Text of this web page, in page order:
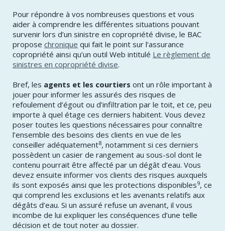
Pour répondre à vos nombreuses questions et vous
aider à comprendre les différentes situations pouvant
survenir lors d’un sinistre en copropriété divise, le BAC
propose chronique qui fait le point sur l’assurance
copropriété ainsi qu’un outil Web intitulé Le règlement de
sinistres en copropriété divise.
Bref, les agents et les courtiers ont un rôle important à
jouer pour informer les assurés des risques de
refoulement d’égout ou d’infiltration par le toit, et ce, peu
importe à quel étage ces derniers habitent. Vous devez
poser toutes les questions nécessaires pour connaître
l’ensemble des besoins des clients en vue de les
conseiller adéquatement8, notamment si ces derniers
possèdent un casier de rangement au sous-sol dont le
contenu pourrait être affecté par un dégât d’eau. Vous
devez ensuite informer vos clients des risques auxquels
ils sont exposés ainsi que les protections disponibles9, ce
qui comprend les exclusions et les avenants relatifs aux
dégâts d’eau. Si un assuré refuse un avenant, il vous
incombe de lui expliquer les conséquences d’une telle
décision et de tout noter au dossier.